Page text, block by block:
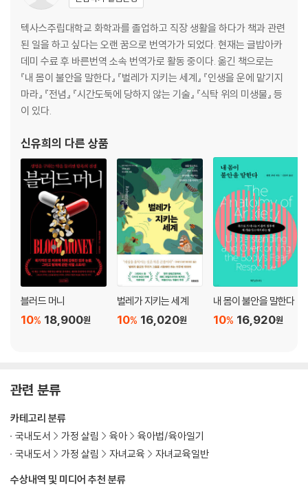
기제를 만든다 | 노력으로 관계를 복구할 수 있다 | 복구 과정을 시작하는
것은 부모의 역할이다 | 액셀과 브레이크의 균형을 유지해야 한다 | 장난감
가게에서 싸움이 일어나다
부모라면 알아야 할 우리 아이 뇌과학
9장 · 어떻게 마인드사이트를 발달시키는가? : 공감과 성찰적 대화
의도를 가지고 마음을 챙겨야 한다 | 마인드사이트 능력으로 타인의 마음
을 볼 수 있다 | 마음의 기본 요소를 알아야 한다 | 부모는 아이의 서기관이
다 | 연민을 갖는 문화를 조성해야 한다
부모라면 알아야 할 우리 아이 뇌과학
되돌아보기
감사의 글
텍사스주립대학교 화학과를 졸업하고 직장 생활을 하다가 책과 관련
된 일을 하고 싶다는 오랜 꿈으로 번역가가 되었다. 현재는 글밥아카
데미 수료 후 바른번역 소속 번역가로 활동 중이다. 옮긴 책으로는
『내 몸이 불안을 말한다』 『벌레가 지키는 세계』 『인생을 운에 맡기지
마라』 『전념』 『시간도둑에 당하지 않는 기술』 『식탁 위의 미생물』 등
이 있다.
신유희의 다른 상품
블러드 머니
18,900원
10%
벌레가 지키는 세계
16,020원
10%
내 몸이 불안을 말한다
16,920원
10%
관련 분류
수상내역 및 미디어 추천 분류
카테고리 분류
국내도서
가정 살림 육아
육아법/육아일기
국내도서
가정 살림 자녀교육 자녀교육일반